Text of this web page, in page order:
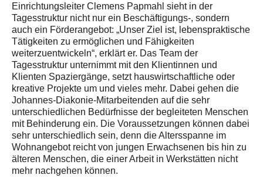
Einrichtungsleiter Clemens Papmahl sieht in der
Tagesstruktur nicht nur ein Beschäftigungs-, sondern
auch ein Förderangebot: „Unser Ziel ist, lebenspraktische
Tätigkeiten zu ermöglichen und Fähigkeiten
weiterzuentwickeln“, erklärt er. Das Team der
Tagesstruktur unternimmt mit den Klientinnen und
Klienten Spaziergänge, setzt hauswirtschaftliche oder
kreative Projekte um und vieles mehr. Dabei gehen die
Johannes-Diakonie-Mitarbeitenden auf die sehr
unterschiedlichen Bedürfnisse der begleiteten Menschen
mit Behinderung ein. Die Voraussetzungen können dabei
sehr unterschiedlich sein, denn die Altersspanne im
Wohnangebot reicht von jungen Erwachsenen bis hin zu
älteren Menschen, die einer Arbeit in Werkstätten nicht
mehr nachgehen können.